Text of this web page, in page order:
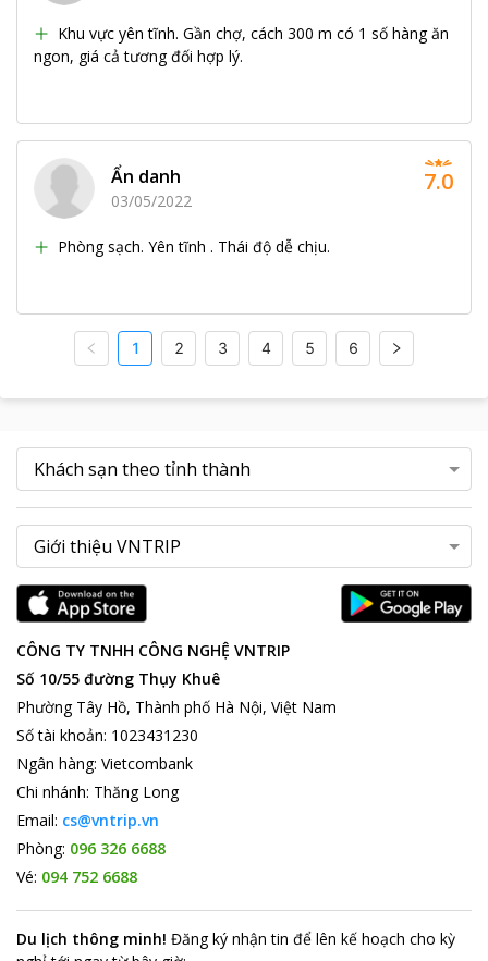
Khu vực yên tĩnh. Gần chợ, cách 300 m có 1 số hàng ăn
ngon, giá cả tương đối hợp lý.
Ẩn danh
03/05/2022
Phòng sạch. Yên tĩnh . Thái độ dễ chịu.
7.0
1 2 3 4 5 6
CÔNG TY TNHH CÔNG NGHỆ VNTRIP
Số 10/55 đường Thụy Khuê
Phường Tây Hồ, Thành phố Hà Nội, Việt Nam
Số tài khoản: 1023431230
Ngân hàng: Vietcombank
Chi nhánh: Thăng Long
Email: cs@vntrip.vn
Phòng: 096 326 6688
Vé: 094 752 6688
Du lịch thông minh! Đăng ký nhận tin để lên kế hoạch cho kỳ